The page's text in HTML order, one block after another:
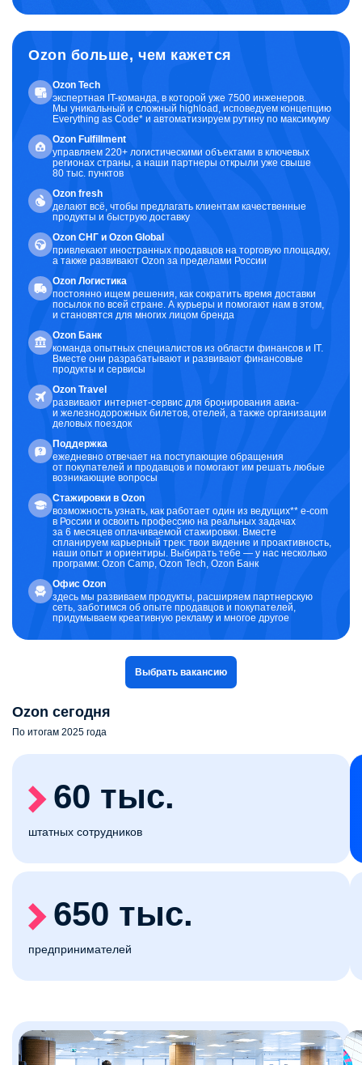
Ozon больше, чем кажется
Ozon Tech
экспертная IT-команда, в которой уже 7500 инженеров.
Мы уникальный и сложный highload, исповедуем концепцию
Everything as Code* и автоматизируем рутину по максимуму
Ozon Fulfillment
управляем 220+ логистическими объектами в ключевых
регионах страны, а наши партнеры открыли уже свыше
80 тыс. пунктов
Ozon fresh
делают всё, чтобы предлагать клиентам качественные
продукты и быструю доставку
Ozon CНГ и Ozon Global
привлекают иностранных продавцов на торговую площадку,
а также развивают Ozon за пределами России
Ozon Логистика
постоянно ищем решения, как сократить время доставки
посылок по всей стране. А курьеры и помогают нам в этом,
и становятся для многих лицом бренда
Ozon Банк
команда опытных специалистов из области финансов и IT.
Вместе они разрабатывают и развивают финансовые
продукты и сервисы
Ozon Travel
развивают интернет-сервис для бронирования авиа-
и железнодорожных билетов, отелей, а также организации
деловых поездок
Поддержка
ежедневно отвечает на поступающие обращения
от покупателей и продавцов и помогают им решать любые
возникающие вопросы
Стажировки в Ozon
возможность узнать, как работает один из ведущих** e-com
в России и освоить профессию на реальных задачах
за 6 месяцев оплачиваемой стажировки. Вместе
спланируем карьерный трек: твои видение и проактивность,
наши опыт и ориентиры. Выбирать тебе — у нас несколько
программ: Ozon Camp, Ozon Tech, Ozon Банк
Офис Ozon
здесь мы развиваем продукты, расширяем партнерскую
сеть, заботимся об опыте продавцов и покупателей,
придумываем креативную рекламу и многое другое
Выбрать вакансию
Ozon сегодня
По итогам 2025 года
60 тыс.
штатных сотрудников
650 тыс.
предпринимателей